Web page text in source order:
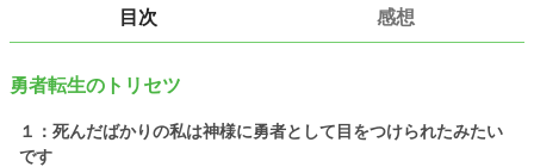
後でR18要素も入る予定です。
お気に入り 24
目次 感想
勇者転生のトリセツ
１：死んだばかりの私は神様に勇者として目をつけられたみたい
です